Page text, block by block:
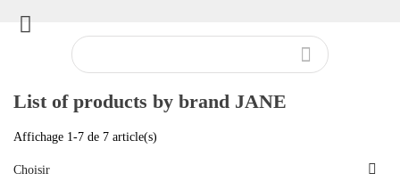


List of products by brand JANE
Affichage 1-7 de 7 article(s)
Choisir 